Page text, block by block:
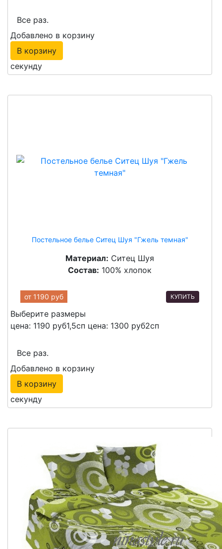
Все раз.
Добавлено в корзину
В корзину
секунду
Постельное белье Ситец Шуя "Гжель темная"
Материал: Ситец Шуя
Состав: 100% хлопок
от 1190 руб КУПИТЬ
Выберите размеры
цена: 1190 руб1,5сп цена: 1300 руб2сп
Все раз.
Добавлено в корзину
В корзину
секунду